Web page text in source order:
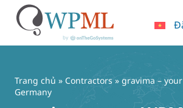
dung
Trang chủ » Contractors » gravima –
Germany